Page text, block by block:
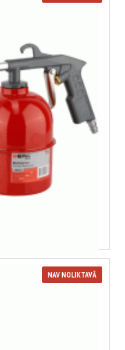
NAV NOLIKTAVĀ